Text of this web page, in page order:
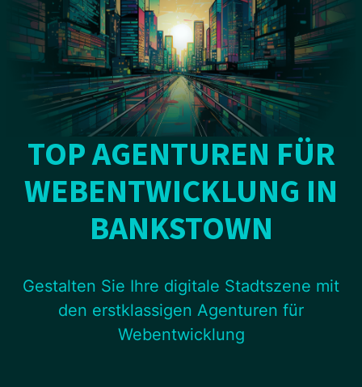
TOP AGENTUREN FÜR
WEBENTWICKLUNG IN
BANKSTOWN
Gestalten Sie Ihre digitale Stadtszene mit
den erstklassigen Agenturen für
Webentwicklung